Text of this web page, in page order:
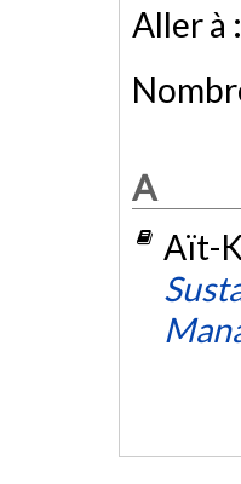
Aller à :
A
Aït-